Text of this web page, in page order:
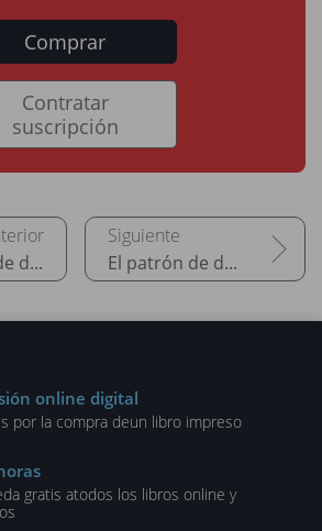
Comprar
Contratar
suscripción
El patrón de diseño Facade El patrón de diseño Proxy
online digital
por la compra deun libro impreso
gratis atodos los libros online y